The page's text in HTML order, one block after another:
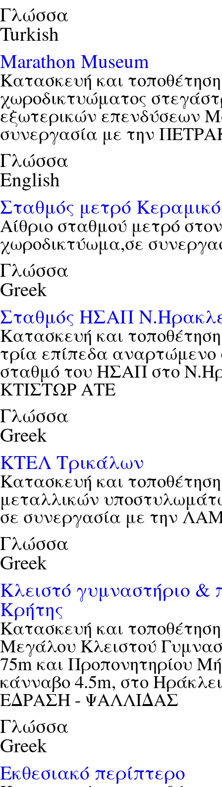
Γλώσσα
Turkish
Marathon Museum
Κατασκευή και
χωροδικτυώματος
εξωτερικών επενδύσεων
συνεργασία με την
Γλώσσα
English
Σταθμός μετρό
Αίθριο σταθμού μετρό
χωροδικτύωμα,σε
Γλώσσα
Greek
Σταθμός ΗΣΑΠ
Κατασκευή και
τρία επίπεδα
σταθμό του ΗΣΑΠ στο
ΚΤΙΣΤΩΡ ΑΤΕ
Γλώσσα
Greek
ΚΤΕΛ Τρικάλων
Κατασκευή και
μεταλλικών
σε συνεργασία με την
Γλώσσα
Greek
Κλειστό γυμναστήριο &
Κρήτης
Κατασκευή και
Μεγάλου Κλειστού
75m και Προπονητηρίου
κάνναβο 4.5m, στο
ΕΔΡΑΣΗ - ΨΑΛΛΙΔΑΣ
Γλώσσα
Greek
Εκθεσιακό περίπτερο